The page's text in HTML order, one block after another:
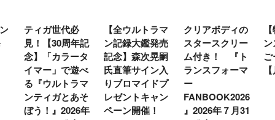
ティガ世代必
見！【30周年記
念】「カラータ
イマー」で遊べ
る『ウルトラマ
ンティガとあそ
ぼう！』2026年
【全ウルトラマ
ン記録大鑑発売
記念】森次晃嗣
氏直筆サイン入
りブロマイドプ
レゼントキャン
ペーン開催！
クリアボディの
スタースクリー
ム付き！ 『ト
ランスフォーマ
ー
FANBOOK2026
』2026年７月31